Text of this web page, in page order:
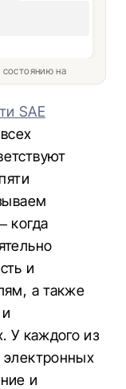
на
SAE
когда
и
а также
У каждого из
электронных
и